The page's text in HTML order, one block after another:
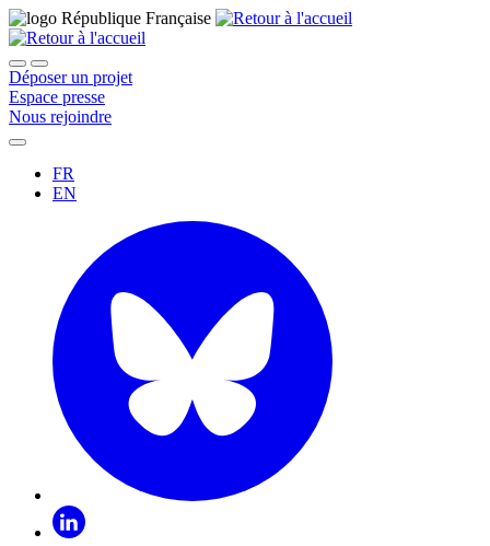
Déposer un projet
Espace presse
Nous rejoindre
FR
EN